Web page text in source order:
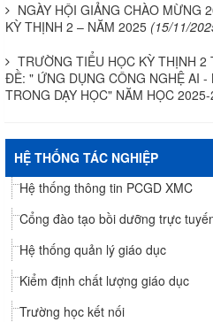
NGÀY HỘI GIẢNG CHÀO MỪNG
KỲ THỊNH 2 – NĂM 2025 (15/11/
TRƯỜNG TIỂU HỌC KỲ THỊNH 2
ĐỀ: " ỨNG DỤNG CÔNG NGHỆ AI
TRONG DẠY HỌC" NĂM HỌC
HỆ THỐNG TÁC NGHIỆP
Hệ thống thông tin PCGD XMC
Cổng đào tạo bồi dưỡng trực
Hệ thống quản lý giáo dục
Kiểm định chất lượng giáo dục
Trường học kết nối